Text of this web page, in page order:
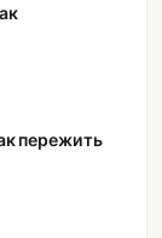
пережить